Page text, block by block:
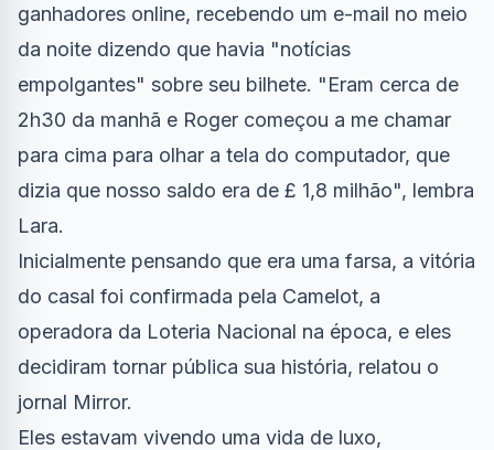
ganhadores online, recebendo um e-mail no meio
da noite dizendo que havia "notícias
empolgantes" sobre seu bilhete. "Eram cerca de
2h30 da manhã e Roger começou a me chamar
para cima para olhar a tela do computador, que
dizia que nosso saldo era de £ 1,8 milhão", lembra
Lara.
Inicialmente pensando que era uma farsa, a vitória
do casal foi confirmada pela Camelot, a
operadora da Loteria Nacional na época, e eles
decidiram tornar pública sua história, relatou o
jornal Mirror.
Eles estavam vivendo uma vida de luxo,